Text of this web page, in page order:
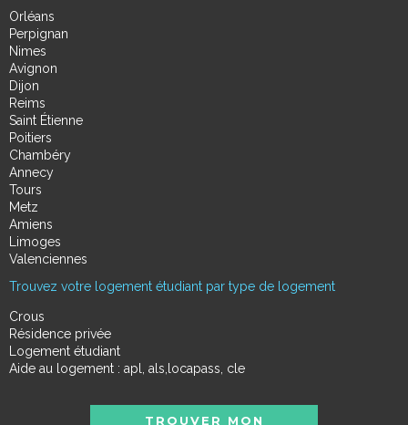
Orléans
Perpignan
Nimes
Avignon
Dijon
Reims
Saint Étienne
Poitiers
Chambéry
Annecy
Tours
Metz
Amiens
Limoges
Valenciennes
Trouvez votre logement étudiant par type de logement
Crous
Résidence privée
Logement étudiant
Aide au logement : apl, als,locapass, cle
TROUVER MON